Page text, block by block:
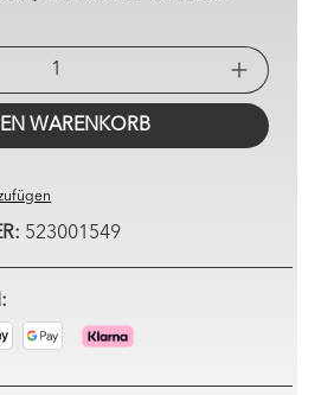
WARENKORB
523001549